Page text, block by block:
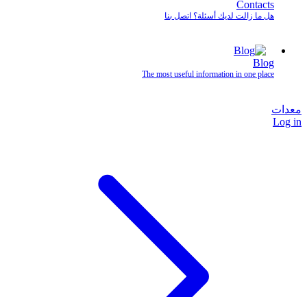
Contacts
هل ما زالت لديك أسئلة؟ اتصل بنا
Blog
The most useful information in one place
معدات
Log in